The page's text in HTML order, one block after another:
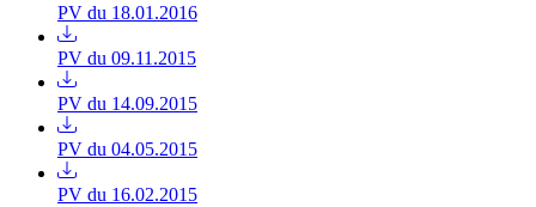
PV du 18.01.2016
PV du 09.11.2015
PV du 14.09.2015
PV du 04.05.2015
PV du 16.02.2015